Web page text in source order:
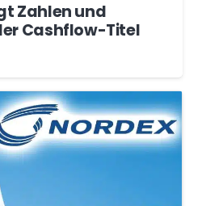
Zahlen und
Cashflow-Titel